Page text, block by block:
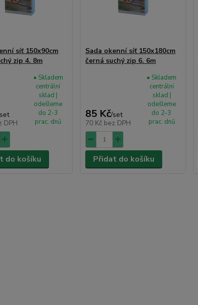
síť 150x90cm
zip 4. 8m
DPH
• Skladem
centrální
sklad |
odešleme
do 2-3
prac. dnů
do košíku
Sada okenní síť 150x180cm
černá suchý zip 6. 6m
85 Kč/set
70 Kč bez DPH
• Skladem
centrální
sklad |
odešleme
do 2-3
prac. dnů
Přidat do košíku